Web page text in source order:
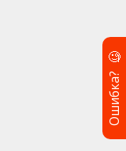
Ошибка?
🧐